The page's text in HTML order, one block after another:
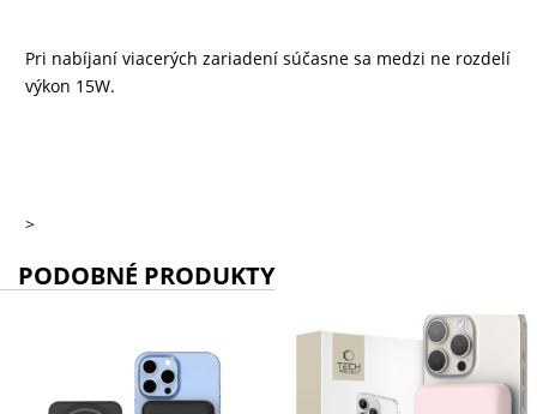
Pri nabíjaní viacerých zariadení súčasne sa medzi ne rozdelí
výkon 15W.
>
PODOBNÉ PRODUKTY